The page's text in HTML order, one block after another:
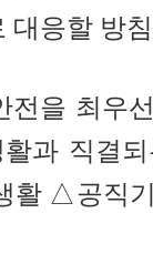
대응할 방
전을 최우
과 직결
△공직기